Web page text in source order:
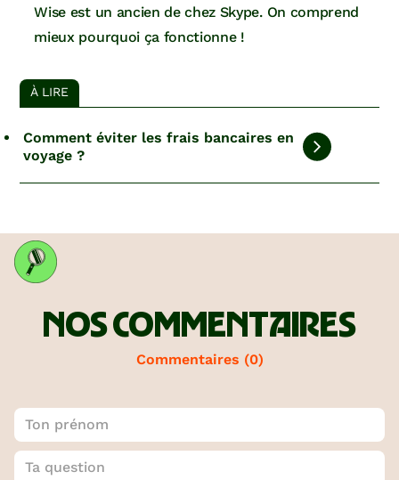
Wise est un ancien de chez Skype. On comprend
mieux pourquoi ça fonctionne !
À LIRE
Comment éviter les frais bancaires en
voyage ?
NOS COMMENTAIRES
Commentaires (0)